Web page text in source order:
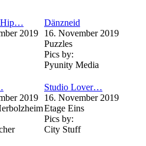
Hip…
2019
Dänzneid
16. November 2019
Puzzles
Pics by:
Pyunity Media
2019
Studio Lover…
16. November 2019
Etage Eins
Pics by:
City Stuff